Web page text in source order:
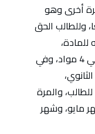
أخرى وهو
وللطالب الحق
الثاني، والثالث وطبقًا لرغبته مقابل مادي يبلغ 500 جنيه للمادة،
وسيكون مجموع المواد للعامين الثانوي والثالث 7 مواد دراسية، يدرس الطالب في الصف الثاني 4 مواد، وفي
والمرة
شهر مايو، وشهر